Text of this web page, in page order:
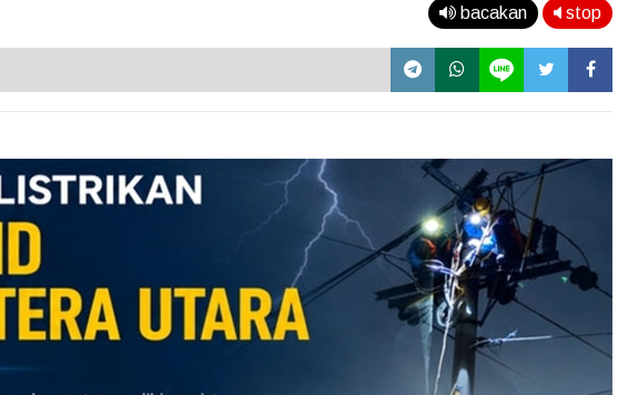
bacakan stop